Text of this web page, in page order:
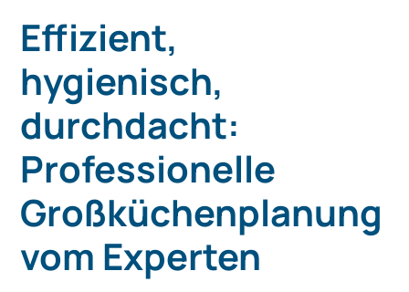
Effizient,
hygienisch,
durchdacht:
Professionelle
Großküchenplanung
vom Experten